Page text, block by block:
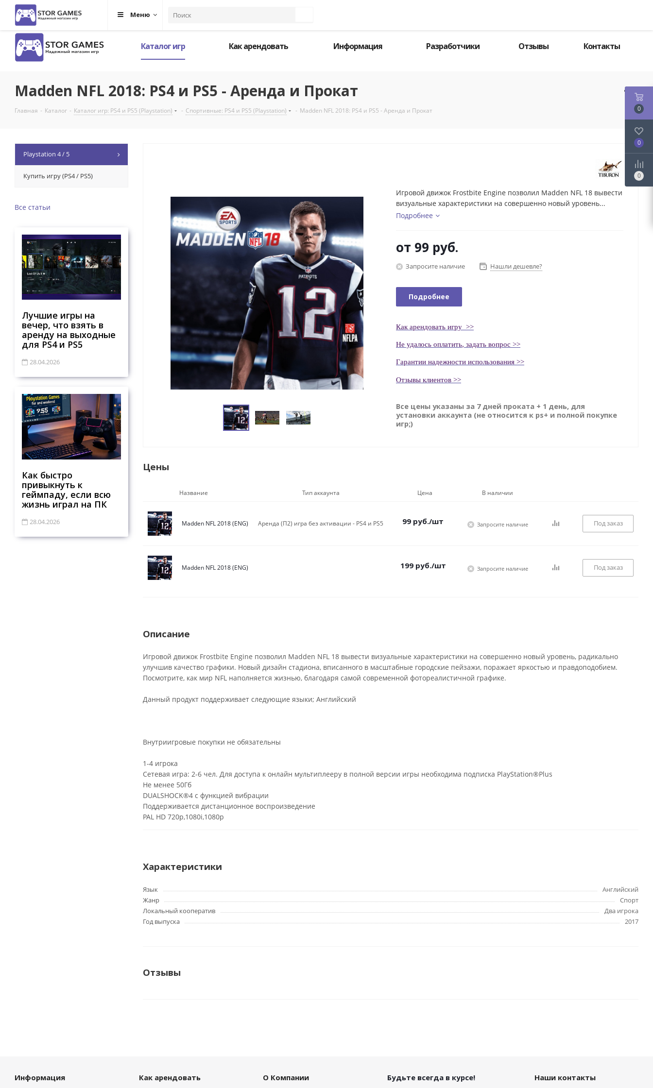
Каталог игр Как арендовать Информация Разработчики Отзывы Контакты
Меню
Madden NFL 2018: PS4 и PS5 - Аренда и Прокат
Главная - Каталог - Каталог игр: PS4 и PS5 (Playstation) - Спортивные: PS4 и PS5 (Playstation) - Madden NFL 2018: PS4 и PS5 - Аренда и Прокат
Игровой движок Frostbite Engine позволил Madden NFL 18 вывести
визуальные характеристики на совершенно новый уровень...
Подробнее
от 99 руб.
Запросите наличие Нашли дешевле?
Подробнее
Какарендовать игру >>
Не удалось оплатить, задать вопрос >>
Гарантии надежности использования >>
Отзывы клиентов >>
Все цены указаны за 7 дней проката + 1 день, для
установки аккаунта (не относится к ps+ и полной покупке
игр;)
Цены
Название Тип аккаунта Цена В наличии
Madden NFL 2018 (ENG) Аренда (П2) игра без активации - PS4 и PS5 99 руб./шт Запросите наличие Под заказ
Madden NFL 2018 (ENG) 199руб./шт Запросите наличие Под заказ
Описание
Игровой движок Frostbite Engine позволил Madden NFL 18 вывести визуальные характеристики на совершенно новый уровень, радикально
улучшив качество графики. Новый дизайн стадиона, вписанного в масштабные городские пейзажи, поражает яркостью и правдоподобием.
Посмотрите, как мир NFL наполняется жизнью, благодаря самой современной фотореалистичной графике.
Данный продукт поддерживает следующие языки; Английский
Внутриигровые покупки не обязательны
1-4 игрока
Сетевая игра: 2-6 чел. Для доступа к онлайн мультиплееру в полной версии игры необходима подписка PlayStation®Plus
Не менее 50Гб
DUALSHOCK®4 с функцией вибрации
Поддерживается дистанционное воспроизведение
PAL HD 720p,1080i,1080p
Характеристики
Язык
Английский
Жанр
Спорт
Локальный кооператив
Два игрока
Год выпуска
2017
Отзывы
Playstation 4 / 5
Купить игру (PS4 / PS5)
Все статьи
Лучшие игры на
вечер, что взять в
аренду на выходные
для PS4 и PS5
28.04.2026
Как быстро
привыкнуть к
геймпаду, если всю
жизнь играл на ПК
28.04.2026
Информация Как арендовать О Компании Будьте всегда в курсе! Наши контакты
0
0
0